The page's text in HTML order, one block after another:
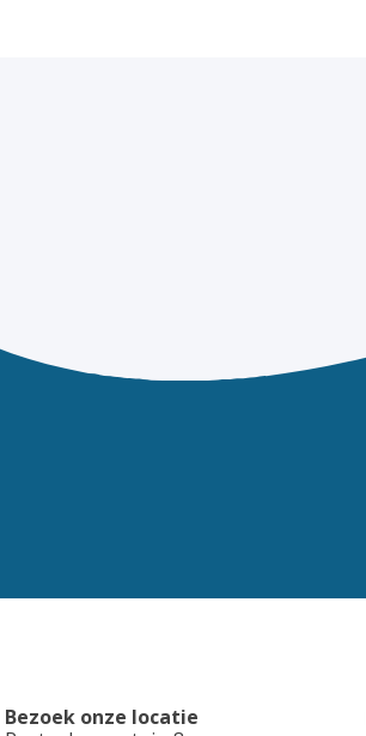
Bezoek onze locatie